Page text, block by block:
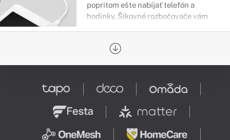
popritom ešte nabíjať telefón a
hodinky. Šikovné rozbočovače vám